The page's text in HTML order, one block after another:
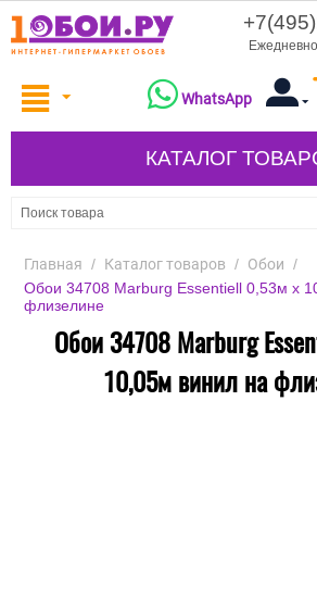
+7(495)
WhatsApp
КАТАЛОГ
Главная / Каталог товаров / Обои /
Обои 34708 Marburg Essentiell 0,53м х
флизелине
Обои 34708 Marburg
10,05м винил на